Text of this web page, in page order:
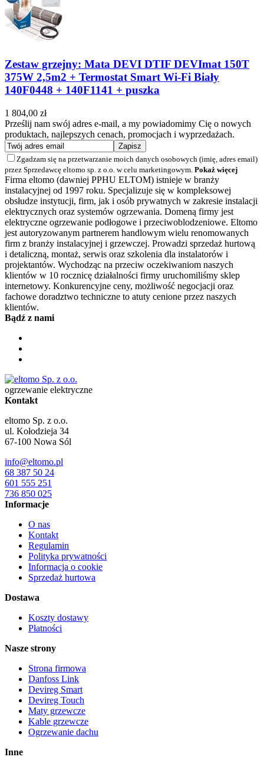
Zestaw grzejny: Mata DEVI DTIF DEVImat 150T
375W 2,5m2 + Termostat Smart Wi-Fi Biały
140F0448 + 140F1141 + puszka
1 804,00 zł
Prześlij nam swój adres e-mail, a my powiadomimy Cię o nowych
produktach, najlepszych cenach, promocjach i wyprzedażach.
Zgadzam się na przetwarzanie moich danych osobowych (imię, adres email)
przez Sprzedawcę eltomo sp. z o.o. w celu marketingowym. Pokaż więcej
Firma eltomo (dawniej PPHU ELTOM) istnieje w branży
instalacyjnej od 1997 roku. Specjalizuje się w kompleksowej
obsłudze instytucji, firm, jak i osób prywatnych w zakresie instalacji
elektrycznych oraz systemów ogrzewania. Domeną firmy jest
elektryczne ogrzewanie podłogowe i przeciwoblodzeniowe. Eltomo
jest autoryzowanym partnerem handlowym wielu renomowanych
firm z branży instalacyjnej i grzewczej. Prowadzi sprzedaż hurtową
i detaliczną, montaż, serwis oraz szkolenia dla instalatorów i
projektantów. Wychodząc na przeciw oczekiwaniom naszych
klientów w 10 rocznicę działalności firmy uruchomiliśmy sklep
internetowy. Konkurencyjne ceny, możliwość negocjacji oraz
fachowe doradztwo techniczne to atuty cenione przez naszych
klientów.
Bądź z nami
ogrzewanie elektryczne
Kontakt
eltomo Sp. z o.o.
ul. Kołodzieja 34
67-100 Nowa Sól
info@eltomo.pl
68 387 50 24
601 555 251
736 850 025
Informacje
O nas
Kontakt
Regulamin
Polityka prywatności
Informacja o cookie
Sprzedaż hurtowa
Dostawa
Koszty dostawy
Płatności
Nasze strony
Strona firmowa
Danfoss Link
Devireg Smart
Devireg Touch
Maty grzewcze
Kable grzewcze
Ogrzewanie dachu
Inne